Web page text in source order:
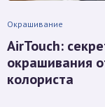
Окрашивание
AirTouch:
окрашивания
колориста